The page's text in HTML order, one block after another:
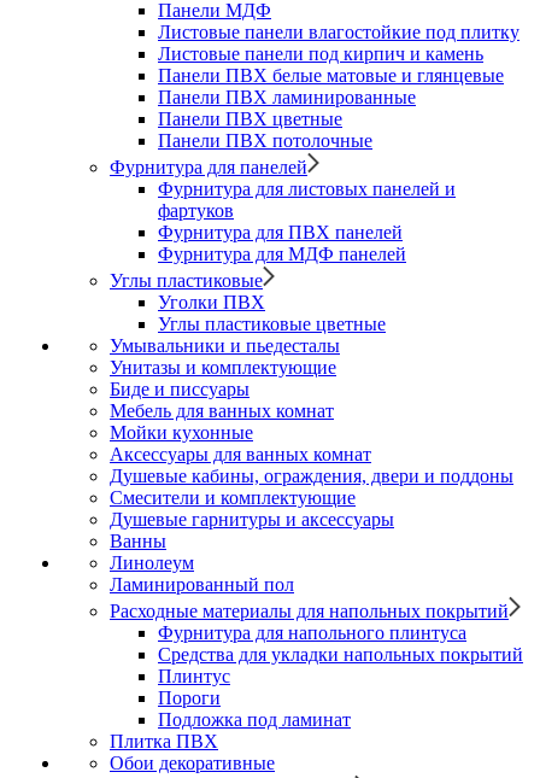
Панели МДФ
Листовые панели влагостойкие под плитку
Листовые панели под кирпич и камень
Панели ПВХ белые матовые и глянцевые
Панели ПВХ ламинированные
Панели ПВХ цветные
Панели ПВХ потолочные
Фурнитура для панелей
Фурнитура для листовых панелей и
фартуков
Фурнитура для ПВХ панелей
Фурнитура для МДФ панелей
Углы пластиковые
Уголки ПВХ
Углы пластиковые цветные
Умывальники и пьедесталы
Унитазы и комплектующие
Биде и писсуары
Мебель для ванных комнат
Мойки кухонные
Аксессуары для ванных комнат
Душевые кабины, ограждения, двери и поддоны
Смесители и комплектующие
Душевые гарнитуры и аксессуары
Ванны
Линолеум
Ламинированный пол
Расходные материалы для напольных покрытий
Фурнитура для напольного плинтуса
Средства для укладки напольных покрытий
Плинтус
Пороги
Подложка под ламинат
Плитка ПВХ
Обои декоративные